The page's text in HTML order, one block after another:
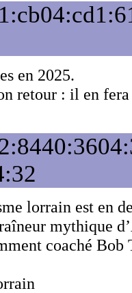
en 2025.
retour : il en
lorrain est en
mythique
coaché Bob